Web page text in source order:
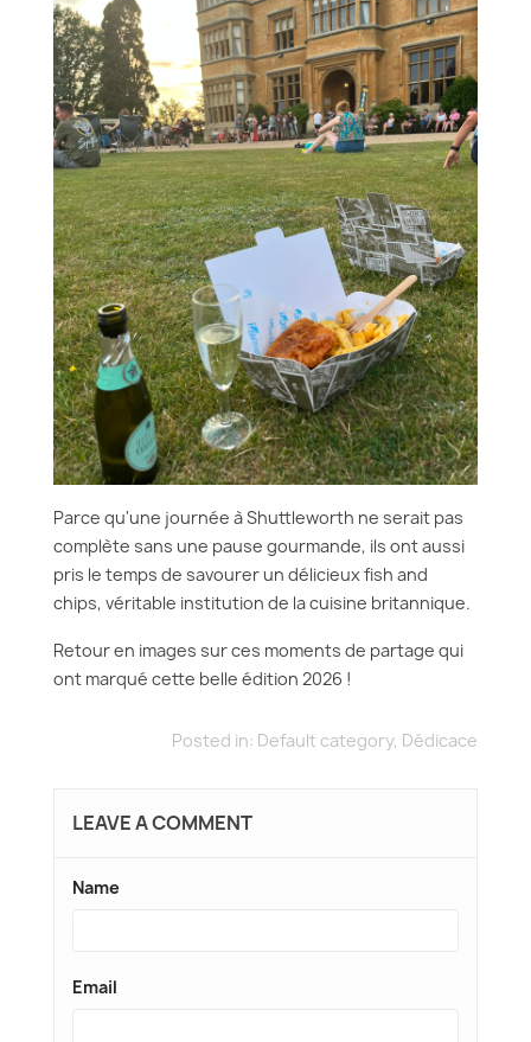
Parce qu'une journée à Shuttleworth ne serait pas
complète sans une pause gourmande, ils ont aussi
pris le temps de savourer un délicieux fish and
chips, véritable institution de la cuisine britannique.
Retour en images sur ces moments de partage qui
ont marqué cette belle édition 2026 !
Posted in: Default category, Dédicace
LEAVE A COMMENT
Name
Email